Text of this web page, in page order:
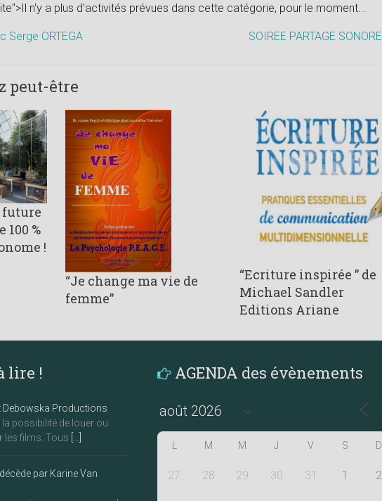
n'y a plus d'activités prévues dans cette catégorie, pour le moment...
Serge ORTEGA SOIREE PARTAGE SONORE
peut-être
future
%
!
“Je change ma vie de
femme”
“Ecriture inspirée ” de
Michael Sandler
Editions Ariane
lire !
Debowska Productions
la possibilité de louer ou
les films. Tous […]
par Karine Van
AGENDA des évènements
L M M J V S D
27 28 29 30 31 1 2